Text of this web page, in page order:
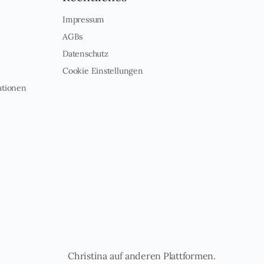
Impressum
AGBs
Datenschutz
Cookie Einstellungen
Christina auf anderen Plattformen.